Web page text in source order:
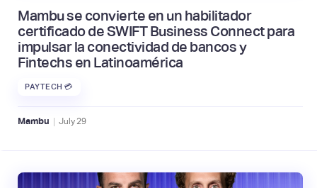
Mambu se convierte en un habilitador
certificado de SWIFT Business Connect para
impulsar la conectividad de bancos y
Fintechs en Latinoamérica
PAYTECH 💳
Mambu | July 29